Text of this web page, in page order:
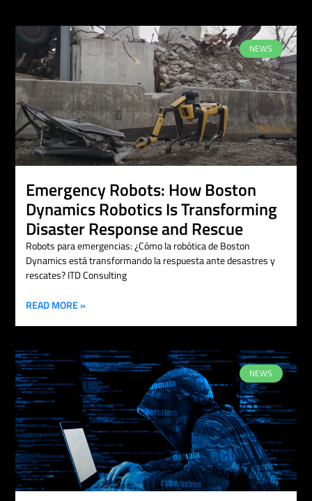
NEWS
Emergency Robots: How Boston
Dynamics Robotics Is Transforming
Disaster Response and Rescue
Robots para emergencias: ¿Cómo la robótica de Boston
Dynamics está transformando la respuesta ante desastres y
rescates? ITD Consulting
READ MORE »
NEWS